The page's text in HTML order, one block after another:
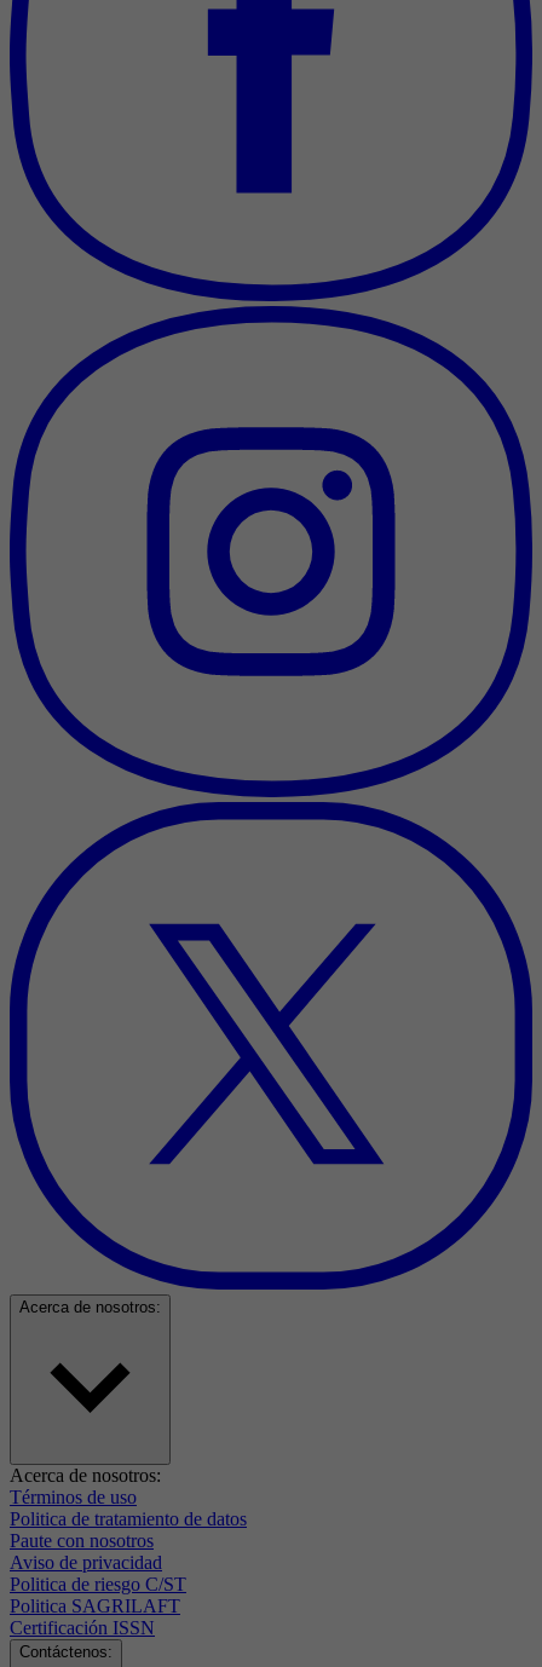
Acerca de nosotros:
Acerca de nosotros:
Términos de uso
Politica de tratamiento de datos
Paute con nosotros
Aviso de privacidad
Politica de riesgo C/ST
Politica SAGRILAFT
Certificación ISSN
Contáctenos: